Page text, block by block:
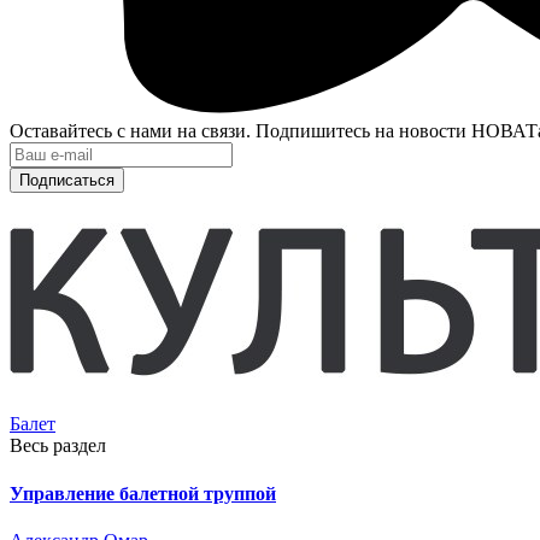
Оставайтесь с нами на связи. Подпишитесь на новости
Подписаться
Балет
Весь раздел
Управление балетной труппой